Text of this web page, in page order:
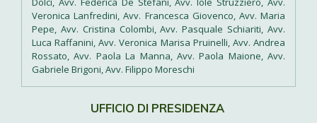
Veronica Lanfredini, Avv. Francesca Giovenco, Avv. Maria
Pepe, Avv. Cristina Colombi, Avv. Pasquale Schiariti, Avv.
Luca Raffanini, Avv. Veronica Marisa Pruinelli, Avv. Andrea
Rossato, Avv. Paola La Manna, Avv. Paola Maione, Avv.
Gabriele Brigoni, Avv. Filippo Moreschi
UFFICIO DI PRESIDENZA